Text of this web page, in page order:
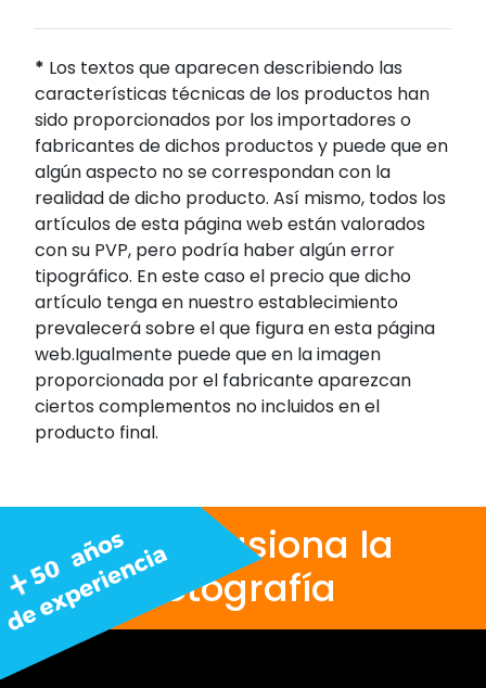
* Los textos que aparecen describiendo las
características técnicas de los productos han
sido proporcionados por los importadores o
fabricantes de dichos productos y puede que en
algún aspecto no se correspondan con la
realidad de dicho producto. Así mismo, todos los
artículos de esta página web están valorados
con su PVP, pero podría haber algún error
tipográfico. En este caso el precio que dicho
artículo tenga en nuestro establecimiento
prevalecerá sobre el que figura en esta página
web.Igualmente puede que en la imagen
proporcionada por el fabricante aparezcan
ciertos complementos no incluidos en el
producto final.
Nos apasiona la
fotografía